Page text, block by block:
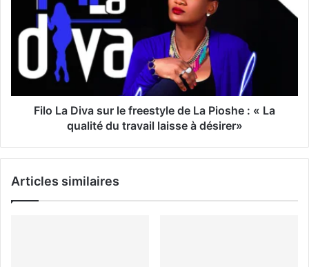
Filo La Diva sur le freestyle de La Pioshe : « La
qualité du travail laisse à désirer»
Articles similaires